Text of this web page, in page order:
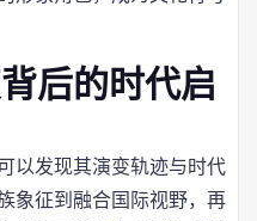
后的时代启
以发现其演变轨迹与时代
象征到融合国际视野，再